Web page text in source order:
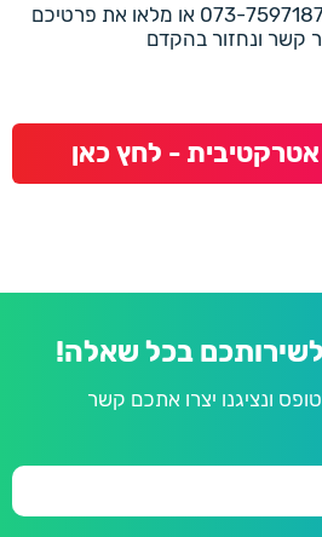
התקשרו אלינו למספר 073-7597187 או מלאו את פרטיכם
קשר ונחזור בהקדם
- לחץ כאן
בכל שאלה!
ונציגנו יצרו אתכם קשר